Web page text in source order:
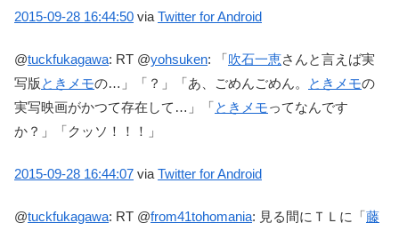
2015-09-28 16:44:50 via Twitter for Android
@tuckfukagawa: RT @yohsuken: 「吹石一恵さんと言えば実
写版ときメモの…」「？」「あ、ごめんごめん。 ときメモの
実写映画がかつて存在して…」「ときメモってなんです
か？」「クッソ！！！」
2015-09-28 16:44:07 via Twitter for Android
@tuckfukagawa: RT @from41tohomania: 見る間にＴＬに「藤